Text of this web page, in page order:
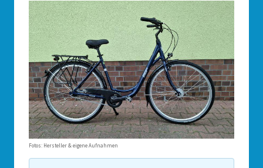
Fotos: Hersteller & eigene Aufnahmen